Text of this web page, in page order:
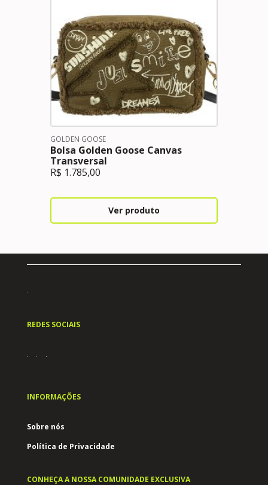
GOLDEN GOOSE
Bolsa Golden Goose Canvas
Transversal
R$ 1.785,00
Ver produto
REDES SOCIAIS
INFORMAÇÕES
Sobre nós
Política de Privacidade
CONHEÇA A NOSSA COMUNIDADE EXCLUSIVA